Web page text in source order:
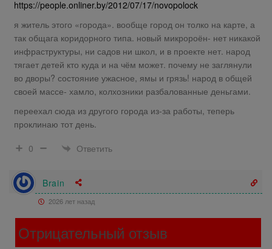
https://people.onliner.by/2012/07/17/novopolock
я житель этого «города». вообще город он толко на карте, а
так общага коридорного типа. новый микророён- нет никакой
инфраструктуры, ни садов ни школ, и в проекте нет. народ
тягает детей кто куда и на чём может. почему не заглянули
во дворы? состояние ужасное, ямы и грязь! народ в общей
своей массе- хамло, колхозники разбалованные деньгами.
переехал сюда из другого города из-за работы, теперь
проклинаю тот день.
0
Ответить
Brain
2026 лет назад
Отрицательный отзыв